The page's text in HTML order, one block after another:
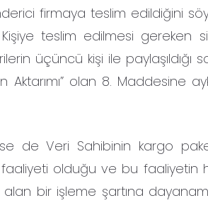
firmaya teslim edildiğini
teslim edilmesi gereken
üçüncü kişi ile paylaşıldığı
olan 8. Maddesine
de Veri Sahibinin kargo
olduğu ve bu faaliyetin
bir işleme şartına